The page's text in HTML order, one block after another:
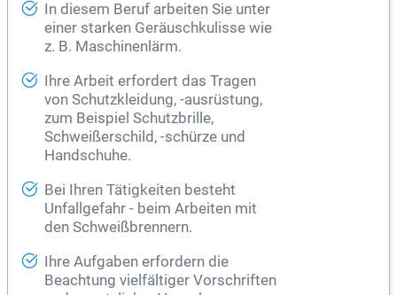
In diesem Beruf arbeiten Sie unter
einer starken Geräuschkulisse wie
z. B. Maschinenlärm.
Ihre Arbeit erfordert das Tragen
von Schutzkleidung, -ausrüstung,
zum Beispiel Schutzbrille,
Schweißerschild, -schürze und
Handschuhe.
Bei Ihren Tätigkeiten besteht
Unfallgefahr - beim Arbeiten mit
den Schweißbrennern.
Ihre Aufgaben erfordern die
Beachtung vielfältiger Vorschriften